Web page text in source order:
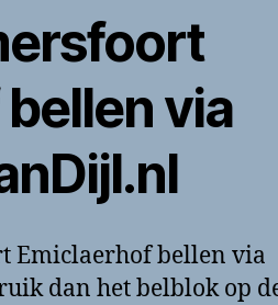
via
Emiclaerhof bellen via
dan het belblok op